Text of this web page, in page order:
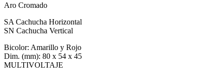
Aro Cromado
SA Cachucha Horizontal
SN Cachucha Vertical
Bicolor: Amarillo y Rojo
Dim. (mm): 80 x 54 x 45
MULTIVOLTAJE